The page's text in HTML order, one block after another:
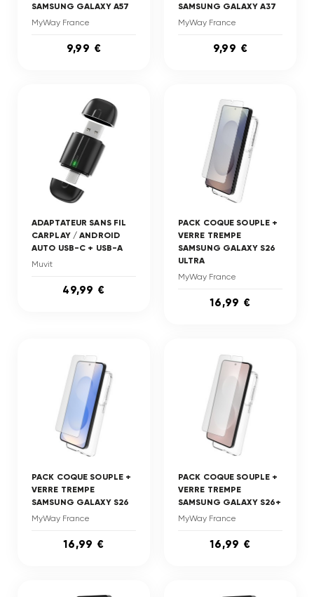
SAMSUNG GALAXY A57
MyWay France
9,99 €
SAMSUNG GALAXY A37
MyWay France
9,99 €
ADAPTATEUR SANS FIL
CARPLAY / ANDROID
AUTO USB-C + USB-A
Muvit
49,99 €
PACK COQUE SOUPLE +
VERRE TREMPE
SAMSUNG GALAXY S26
ULTRA
MyWay France
16,99 €
PACK COQUE SOUPLE +
VERRE TREMPE
SAMSUNG GALAXY S26
MyWay France
16,99 €
PACK COQUE SOUPLE +
VERRE TREMPE
SAMSUNG GALAXY S26+
MyWay France
16,99 €